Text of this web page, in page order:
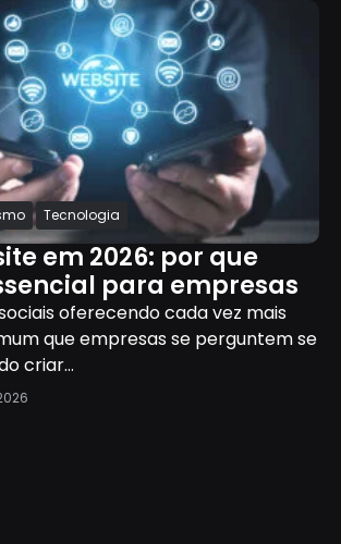
Tecnologia
em 2026: por que
para empresas
oferecendo cada vez mais
que empresas se perguntem se
criar...